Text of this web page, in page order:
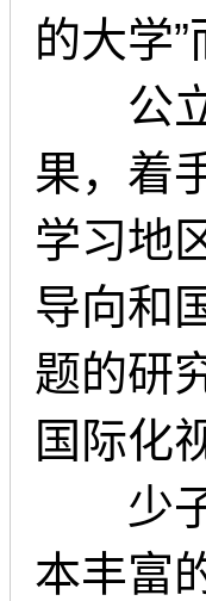
的大学”
公立
果，着
学习地
导向和
题的研
国际化
少子
本丰富